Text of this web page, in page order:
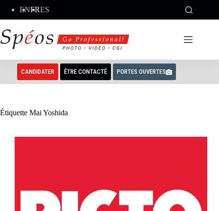
contenu
ENFRES
CANDIDATER ÊTRE CONTACTÉ PORTES OUVERTES
Étiquette Mai Yoshida